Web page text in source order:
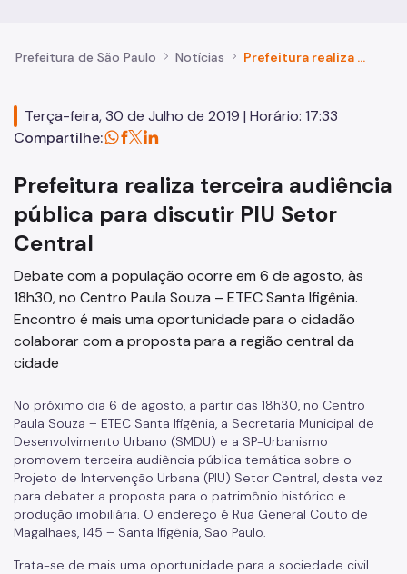
Prefeitura de São Paulo Notícias Prefeitura realiza terceira audiência pública para discutir PIU Setor Central
Terça-feira, 30 de Julho de 2019 | Horário: 17:33
Compartilhe:
Prefeitura realiza terceira audiência
pública para discutir PIU Setor
Central
Debate com a população ocorre em 6 de agosto, às
18h30, no Centro Paula Souza – ETEC Santa Ifigênia.
Encontro é mais uma oportunidade para o cidadão
colaborar com a proposta para a região central da
cidade
No próximo dia 6 de agosto, a partir das 18h30, no Centro
Paula Souza – ETEC Santa Ifigênia, a Secretaria Municipal de
Desenvolvimento Urbano (SMDU) e a SP-Urbanismo
promovem terceira audiência pública temática sobre o
Projeto de Intervenção Urbana (PIU) Setor Central, desta vez
para debater a proposta para o patrimônio histórico e
produção imobiliária. O endereço é Rua General Couto de
Magalhães, 145 – Santa Ifigênia, São Paulo.
Trata-se de mais uma oportunidade para a sociedade civil